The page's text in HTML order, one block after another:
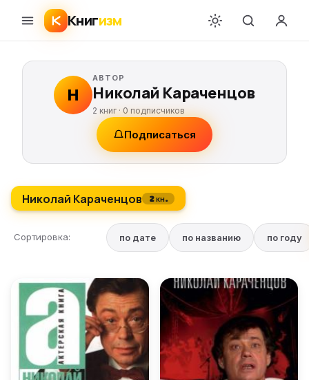
Книгизм
Н
АВТОР
Николай Караченцов
2 книг · 0 подписчиков
Подписаться
Николай Караченцов 2 кн.
Сортировка: по дате по названию по году